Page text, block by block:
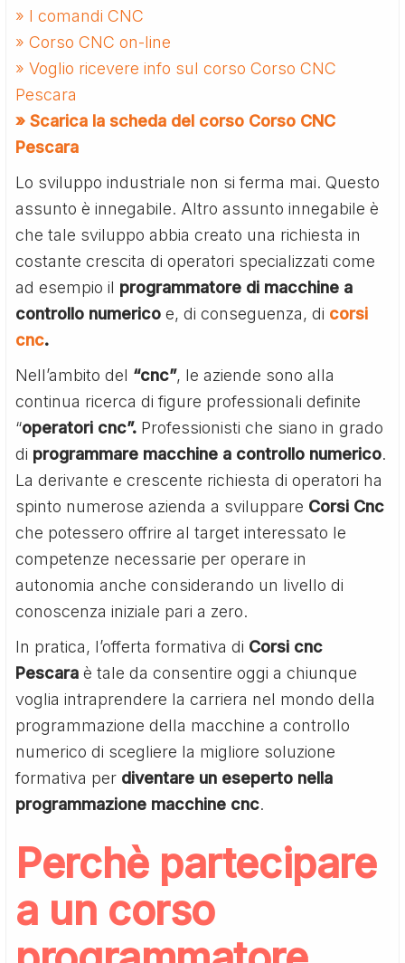
» I comandi CNC
» Corso CNC on-line
» Voglio ricevere info sul corso Corso CNC
Pescara
» Scarica la scheda del corso Corso CNC
Pescara
Lo sviluppo industriale non si ferma mai. Questo
assunto è innegabile. Altro assunto innegabile è
che tale sviluppo abbia creato una richiesta in
costante crescita di operatori specializzati come
ad esempio il programmatore di macchine a
controllo numerico e, di conseguenza, di corsi
cnc.
Nell’ambito del “cnc”, le aziende sono alla
continua ricerca di figure professionali definite
“operatori cnc”. Professionisti che siano in grado
di programmare macchine a controllo numerico.
La derivante e crescente richiesta di operatori ha
spinto numerose azienda a sviluppare Corsi Cnc
che potessero offrire al target interessato le
competenze necessarie per operare in
autonomia anche considerando un livello di
conoscenza iniziale pari a zero.
In pratica, l’offerta formativa di Corsi cnc
Pescara è tale da consentire oggi a chiunque
voglia intraprendere la carriera nel mondo della
programmazione della macchine a controllo
numerico di scegliere la migliore soluzione
formativa per diventare un eseperto nella
programmazione macchine cnc.
Perchè partecipare
a un corso